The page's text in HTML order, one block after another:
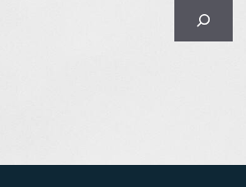
Rechercher